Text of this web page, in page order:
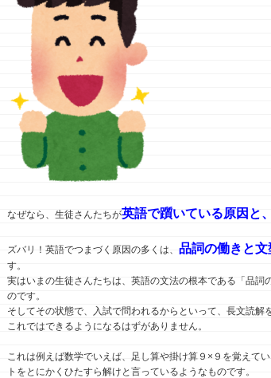
なぜなら、生徒さんたちが英語で躓いている原因と
ズバリ！英語でつまづく原因の多くは、 品詞の働きと文
す。
実はいまの生徒さんたちは、英語の文法の根本である「品
のです。
そしてその状態で、入試で問われるからといって、長文読解
これではできるようになるはずがありません。
これは例えば数学でいえば、足し算や掛け算９×９を覚えて
トをとにかくひたすら解けと言っているようなものです。